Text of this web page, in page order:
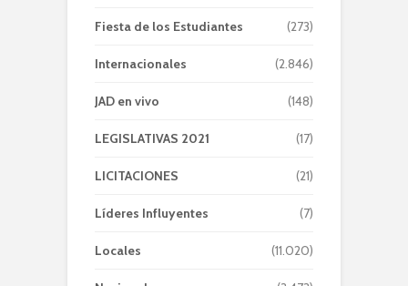
Fiesta de los Estudiantes (273)
Internacionales (2.846)
JAD en vivo (148)
LEGISLATIVAS 2021 (17)
LICITACIONES (21)
Líderes Influyentes (7)
Locales (11.020)